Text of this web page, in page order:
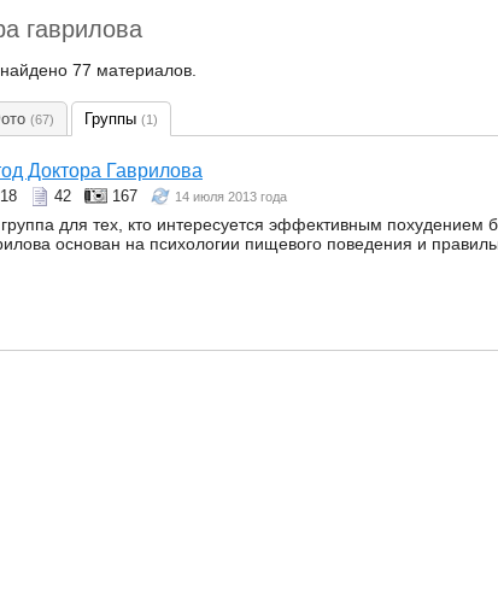
гаврилова
77 материалов.
(67) Группы (1)
Доктора Гаврилова
42 167 14 июля 2013 года
для тех, кто интересуется эффективным
основан на психологии пищевого поведения и